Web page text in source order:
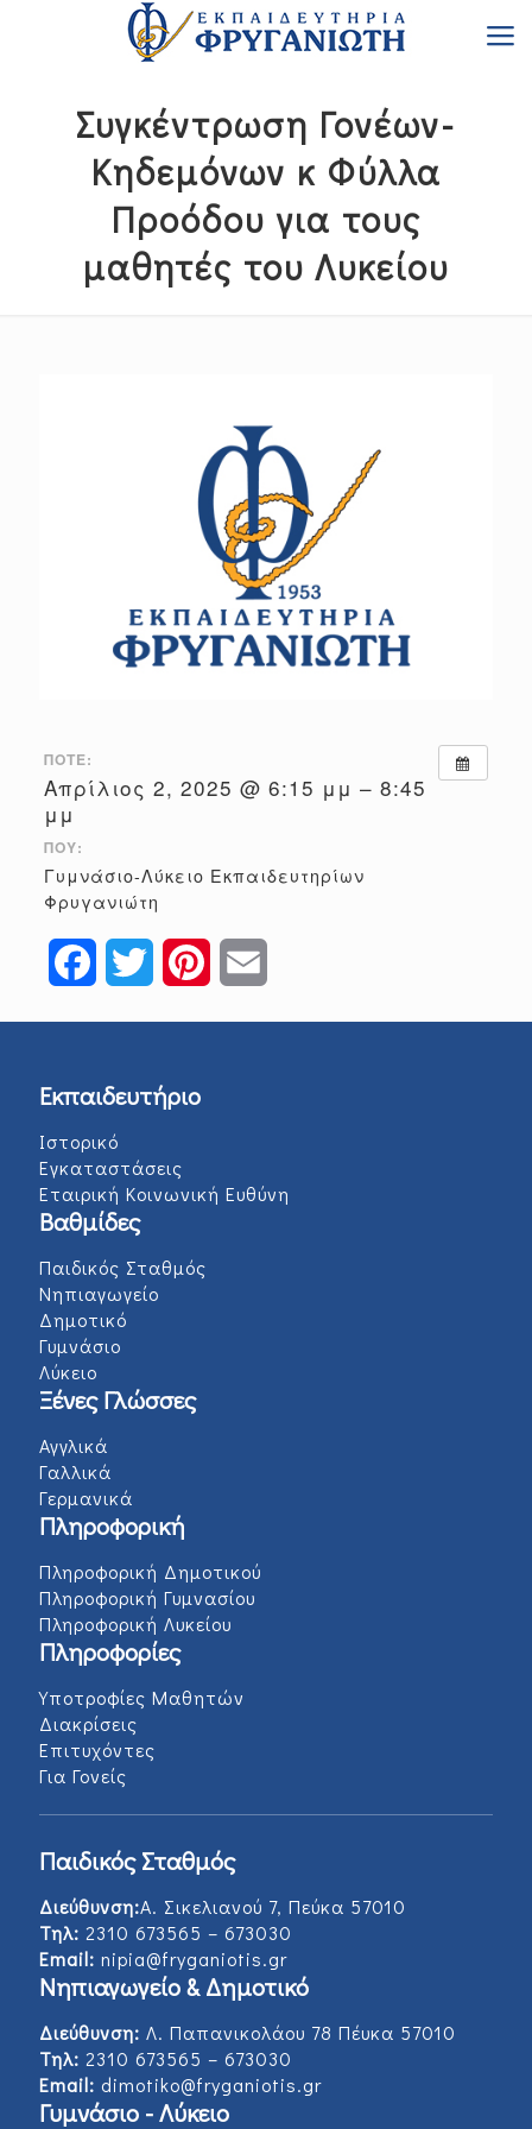
Συγκέντρωση Γονέων-
Κηδεμόνων κ Φύλλα
Προόδου για τους
μαθητές του Λυκείου
ΠΌΤΕ:
Απρίλιος 2, 2025 @ 6:15 μμ – 8:45
μμ
ΠΟΎ:
Γυμνάσιο-Λύκειο Εκπαιδευτηρίων
Φρυγανιώτη
FacebookTwitter Pinterest
Εκπαιδευτήριο
Ιστορικό
Εγκαταστάσεις
Εταιρική Κοινωνική Ευθύνη
Βαθμίδες
Παιδικός Σταθμός
Νηπιαγωγείο
Δημοτικό
Γυμνάσιο
Λύκειο
Ξένες Γλώσσες
Αγγλικά
Γαλλικά
Γερμανικά
Πληροφορική
Πληροφορική Δημοτικού
Πληροφορική Γυμνασίου
Πληροφορική Λυκείου
Πληροφορίες
Υποτροφίες Μαθητών
Διακρίσεις
Επιτυχόντες
Για Γονείς
Παιδικός Σταθμός
Διεύθυνση:Α. Σικελιανού 7, Πεύκα 57010
Τηλ: 2310 673565 – 673030
Email: nipia@fryganiotis.gr
Νηπιαγωγείο & Δημοτικό
Διεύθυνση: Λ. Παπανικολάου 78 Πέυκα 57010
Τηλ: 2310 673565 – 673030
Email: dimotiko@fryganiotis.gr
Γυμνάσιο - Λύκειο